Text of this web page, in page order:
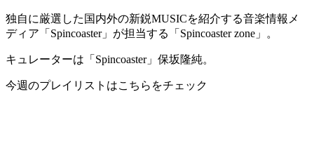
独自に厳選した国内外の新鋭MUSICを紹介する音楽情報メ
ディア「Spincoaster」が担当する「Spincoaster zone」。
キュレーターは「Spincoaster」保坂隆純。
今週のプレイリストはこちらをチェック